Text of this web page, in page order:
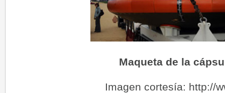
Maqueta de la
Imagen cortesía: http://